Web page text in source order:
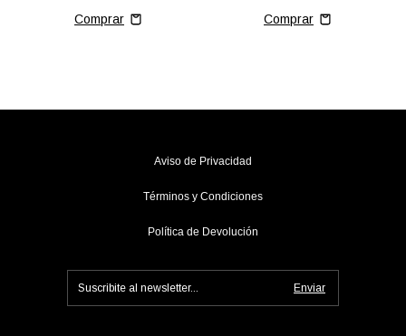
Aviso de Privacidad
Términos y Condiciones
Política de Devolución